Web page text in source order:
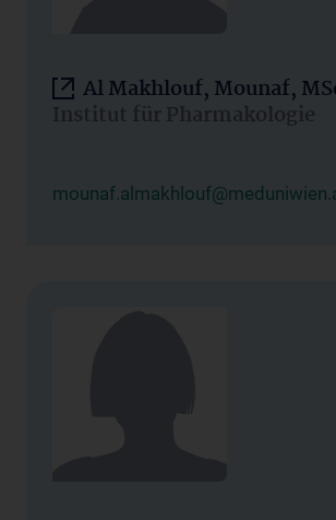
Al Makhlouf, Mounaf,
Institut für Pharmakologie